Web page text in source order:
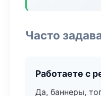
Часто
Работаете с
Да, баннеры,